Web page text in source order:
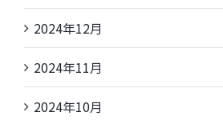
2024年12月
2024年11月
2024年10月